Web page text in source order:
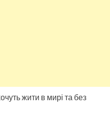
жити в мирі та без